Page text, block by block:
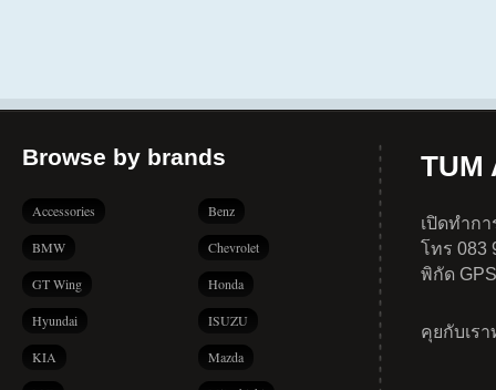
Browse by brands
Accessories Benz
BMW Chevrolet
GT Wing Honda
Hyundai ISUZU
KIA Mazda
TUM
เปิดทำก
โทร 083
พิกัด
คุยกับเร